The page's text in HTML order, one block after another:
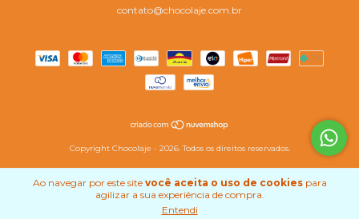
Ao navegar por este site você aceita o uso de cookiespara
agilizar a sua experiência de compra.
Entendi
contato@chocolaje.com.br
Copyright Chocolaje - 2026. Todos os direitos reservados.